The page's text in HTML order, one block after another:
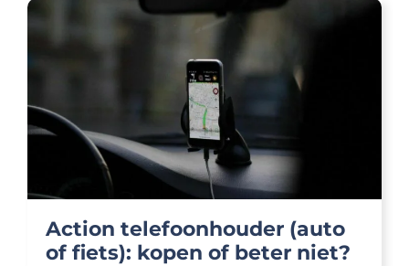
Action telefoonhouder (auto
of fiets): kopen of beter niet?